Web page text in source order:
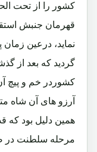
کشور را از تحت
قهرمان جنبش
نماید، درعین زمان
گردید که بعد از
کشوردر خم و پیچ
آرزو های آن شاه
همین دلیل بود که
مرحله سلطنت در